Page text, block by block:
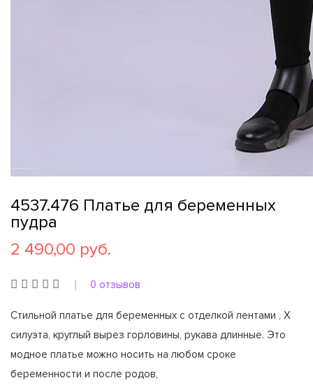
4537.476 Платье для беременных
пудра
2 490,00 руб.
0 отзывов
Стильной платье для беременных с отделкой лентами , X
силуэта, круглый вырез горловины, рукава длинные. Это
модное платье можно носить на любом сроке
беременности и после родов,